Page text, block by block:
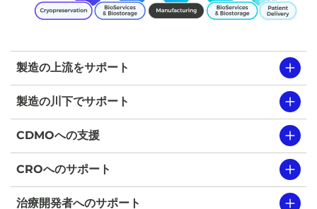
製造の上流をサポート
製造の川下でサポート
CDMOへの支援
CROへのサポート
治療開発者へのサポート